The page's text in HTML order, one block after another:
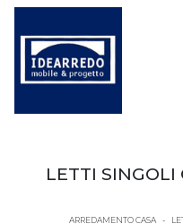
LETTI SINGOLI
ARREDAMENTO CASA
-